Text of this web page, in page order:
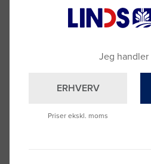
Jeg handler
ERHVERV
Priser ekskl. moms